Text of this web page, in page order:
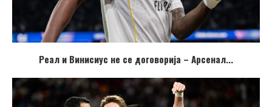
Реал и Винисиус не се договорија – Арсенал...